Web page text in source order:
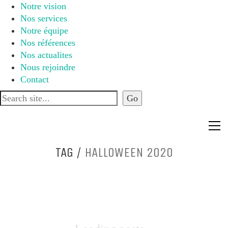
Notre vision
Nos services
Notre équipe
Nos références
Nos actualites
Nous rejoindre
Contact
TAG / HALLOWEEN 2020